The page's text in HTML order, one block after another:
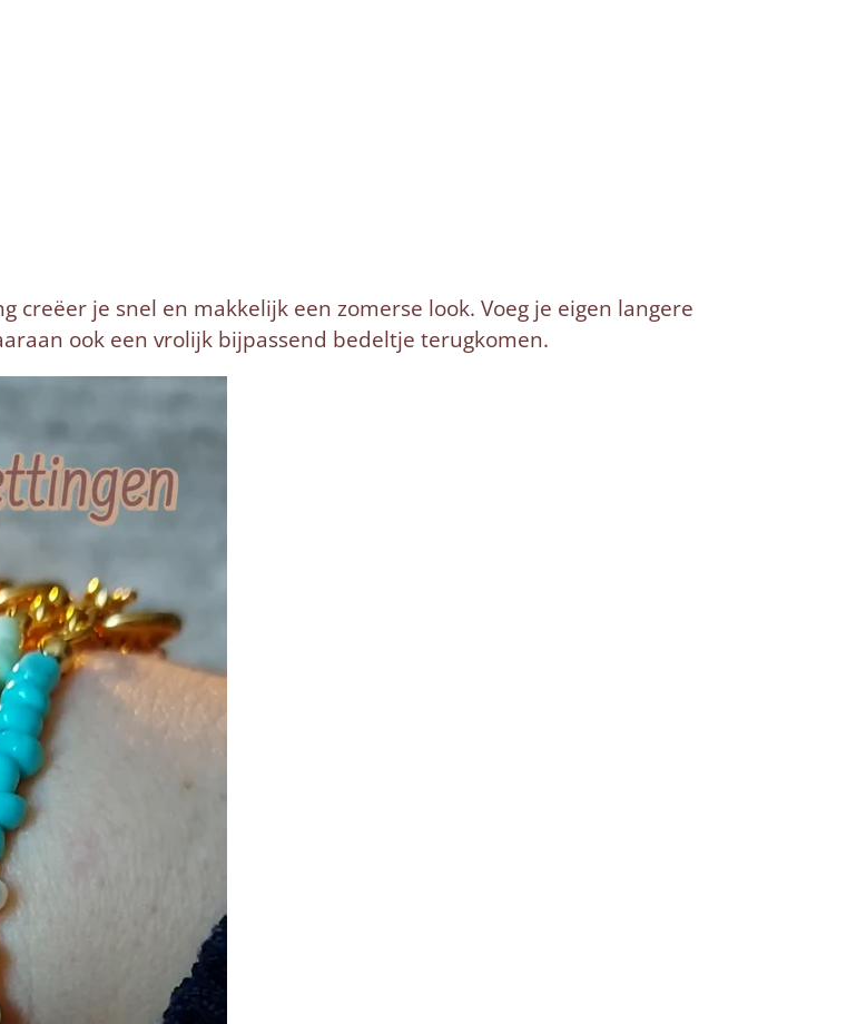
creëer je snel en makkelijk een zomerse look. Voeg je eigen langere
ook een vrolijk bijpassend bedeltje terugkomen.